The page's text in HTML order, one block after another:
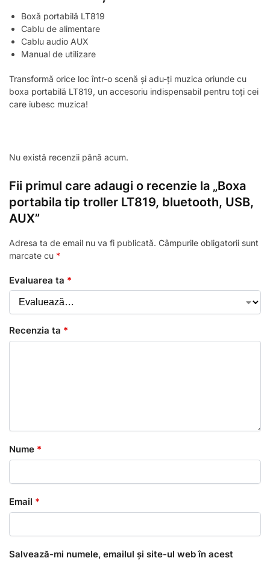
Boxă portabilă LT819
Cablu de alimentare
Cablu audio AUX
Manual de utilizare
Transformă orice loc într-o scenă și adu-ți muzica oriunde cu
boxa portabilă LT819, un accesoriu indispensabil pentru toți cei
care iubesc muzica!
Nu există recenzii până acum.
Fii primul care adaugi o recenzie la „Boxa
portabila tip troller LT819, bluetooth, USB,
AUX”
Adresa ta de email nu va fi publicată. Câmpurile obligatorii sunt
marcate cu *
Evaluarea ta *
Recenzia ta *
Nume *
Email *
Salvează-mi numele, emailul și site-ul web în acest